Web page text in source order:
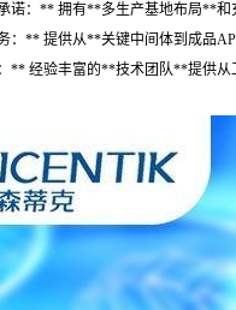
：** 拥有**多生产基地布局**和
** 提供从**关键中间体到成品
经验丰富的**技术团队**提供从